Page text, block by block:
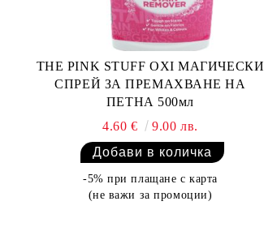
THE PINK STUFF OXI МАГИЧЕСКИ
СПРЕЙ ЗА ПРЕМАХВАНЕ НА
ПЕТНА 500мл
4.60 €
9.00 лв.
-5% при плащане с карта
(не важи за промоции)